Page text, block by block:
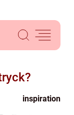
inspiration